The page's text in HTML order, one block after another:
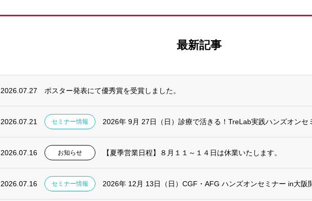
最新記事
2026.07.27 ポスター発表にて優秀賞を受賞しました。
2026.07.21 セミナー情報 2026年 9月 27日（日）診療で活きる！TreLab実践ハンズオンセ
2026.07.16 お知らせ 【夏季営業日程】８月１１～１４日は休業いたします。
2026.07.16 セミナー情報 2026年 12月 13日（日）CGF・AFG ハンズオンセミナー in大阪